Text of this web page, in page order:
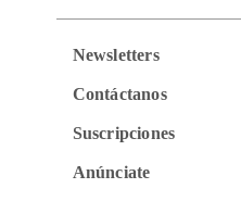
Newsletters
Contáctanos
Suscripciones
Anúnciate